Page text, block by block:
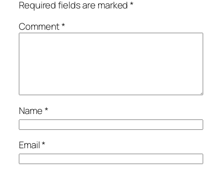
Required fields are marked*
Comment*
Name*
Email*